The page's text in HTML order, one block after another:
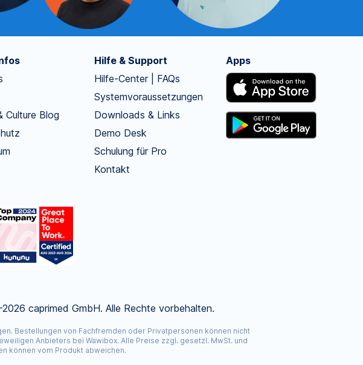
Culture Blog
Hilfe & Support
Hilfe-Center | FAQs
Systemvoraussetzungen
Downloads & Links
Demo Desk
Schulung für Pro
Kontakt
Apps
caprimed GmbH. Alle Rechte vorbehalten.
Bestellungen von Fachfremden oder Privatpersonen können nicht
Anbieters bei Wawibox. Alle Preise zzgl. gesetzl. MwSt. und
können vom Produkt abweichen.